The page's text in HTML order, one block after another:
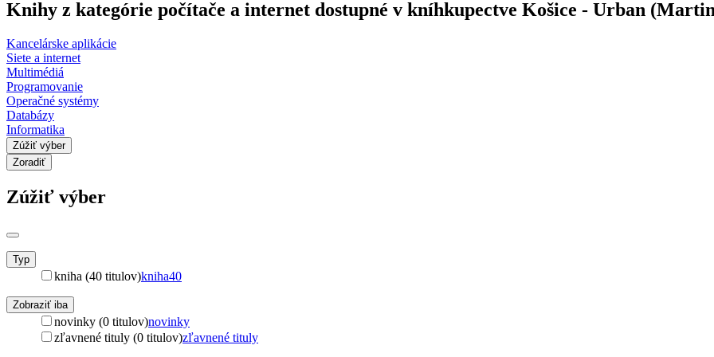
Knihy z kategórie počítače a internet dostupné v kníhkupectve Košice - Urban
Kancelárske aplikácie
Siete a internet
Multimédiá
Programovanie
Operačné systémy
Databázy
Informatika
Zúžiť výber
Zoradiť
Zúžiť výber
Typ
kniha (40 titulov)kniha40
Zobraziť iba
novinky (0 titulov)novinky
zľavnené tituly (0 titulov)zľavnené tituly